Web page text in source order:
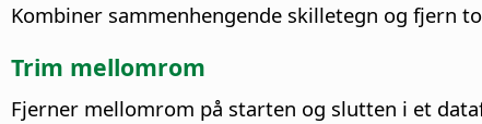
Kombiner sammenhengende skilletegn og fjern
Trim mellomrom
Fjerner mellomrom på starten og slutten i et